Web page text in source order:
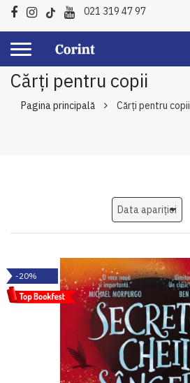
021 319 47 97
Cărți pentru copii
Pagina principală Cărți pentru copii
-20%